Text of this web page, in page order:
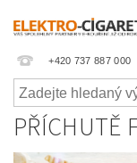
+420 737 887 000
PŘÍCHUTĚ